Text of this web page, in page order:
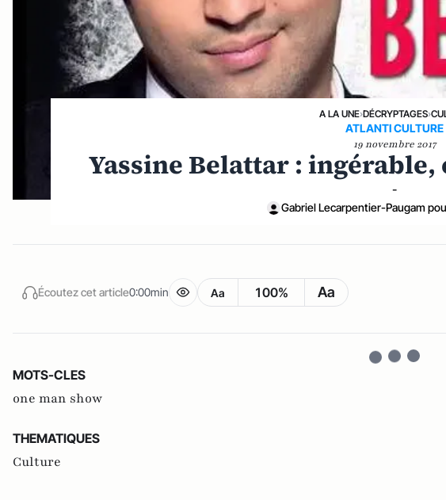
A LA UNE›DÉCRYPTAGES›
ATLANTI CULTURE
19 novembre 2017
Yassine Belattar :
-
Gabriel Lecarpentier-Paugam
Écoutez cet article0:00min Aa 100% Aa
MOTS-CLES
one man show
THEMATIQUES
Culture